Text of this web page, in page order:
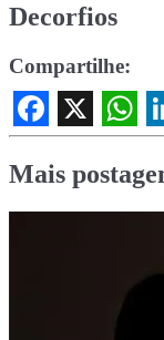
Decorfios
Compartilhe:
Facebook
X
Mais